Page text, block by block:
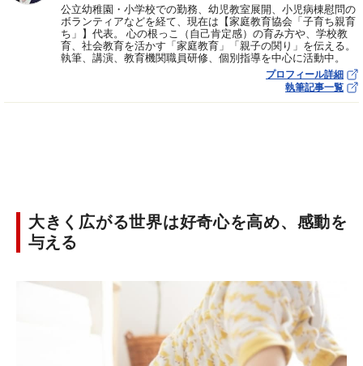
公立幼稚園・小学校での勤務、幼児教室展開、小児病棟慰問の
ボランティアなどを経て、現在は【家庭教育協会「子育ち親育
ち」】代表。 心の根っこ（自己肯定感）の育み方や、学校教
育、社会教育を活かす「家庭教育」「親子の関り」を伝える。
執筆、講演、教育機関職員研修、個別指導を中心に活動中。
プロフィール詳細
執筆記事一覧
大きく広がる世界は好奇心を高め、感動を
与える